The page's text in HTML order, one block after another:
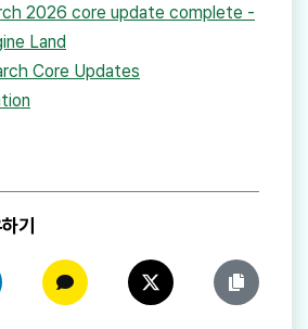
2026 core update complete -
Land
Core Updates
기
기
드인에 공유하기카카오톡에 공유하기트위터에 공유하기링크 복사